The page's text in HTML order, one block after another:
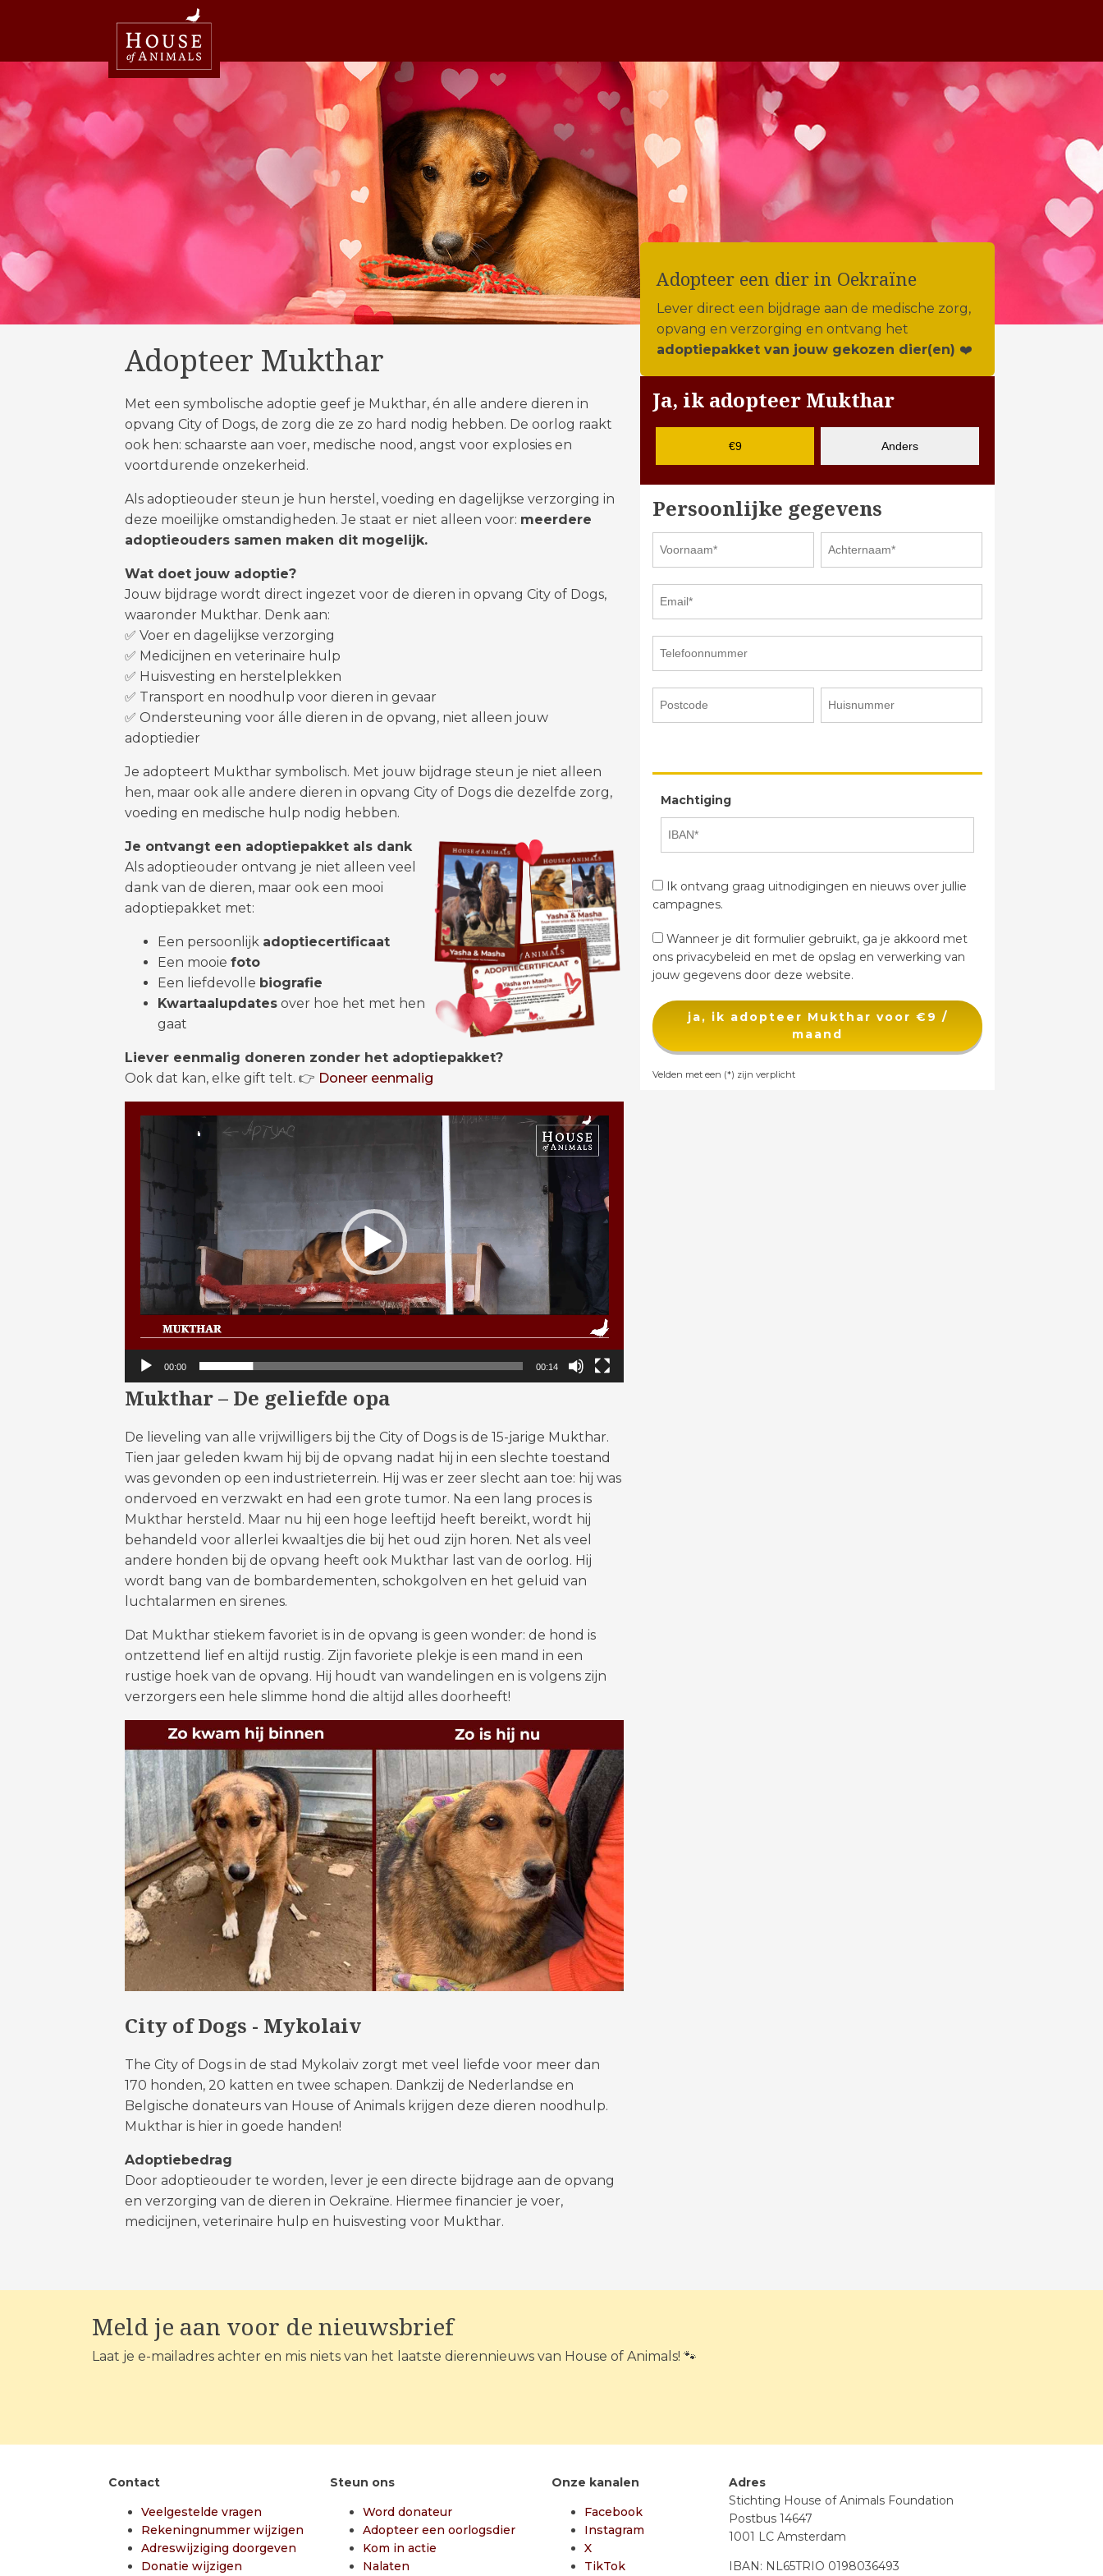
Adopteer Mukthar
Met een symbolische adoptie geef je Mukthar, én alle andere dieren in
opvang City of Dogs, de zorg die ze zo hard nodig hebben. De oorlog raakt
ook hen: schaarste aan voer, medische nood, angst voor explosies en
voortdurende onzekerheid.
Als adoptieouder steun je hun herstel, voeding en dagelijkse verzorging in
deze moeilijke omstandigheden. Je staat er niet alleen voor: meerdere
adoptieouders samen maken dit mogelijk.
Wat doet jouw adoptie?
Jouw bijdrage wordt direct ingezet voor de dieren in opvang City of Dogs,
waaronder Mukthar. Denk aan:
✅ Voer en dagelijkse verzorging
✅ Medicijnen en veterinaire hulp
✅ Huisvesting en herstelplekken
✅ Transport en noodhulp voor dieren in gevaar
✅ Ondersteuning voor álle dieren in de opvang, niet alleen jouw
adoptiedier
Je adopteert Mukthar symbolisch. Met jouw bijdrage steun je niet alleen
hen, maar ook alle andere dieren in opvang City of Dogs die dezelfde zorg,
voeding en medische hulp nodig hebben.
Je ontvangt een adoptiepakket als dank
Als adoptieouder ontvang je niet alleen veel
dank van de dieren, maar ook een mooi
adoptiepakket met:
Een persoonlijk adoptiecertificaat
Een mooie foto
Een liefdevolle biografie
Kwartaalupdates over hoe het met hen
gaat
Liever eenmalig doneren zonder het adoptiepakket?
Ook dat kan, elke gift telt. 👉 Doneer eenmalig
00:00 00:14
Mukthar – De geliefde opa
De lieveling van alle vrijwilligers bij the City of Dogs is de 15-jarige Mukthar.
Tien jaar geleden kwam hij bij de opvang nadat hij in een slechte toestand
was gevonden op een industrieterrein. Hij was er zeer slecht aan toe: hij was
ondervoed en verzwakt en had een grote tumor. Na een lang proces is
Mukthar hersteld. Maar nu hij een hoge leeftijd heeft bereikt, wordt hij
behandeld voor allerlei kwaaltjes die bij het oud zijn horen. Net als veel
andere honden bij de opvang heeft ook Mukthar last van de oorlog. Hij
wordt bang van de bombardementen, schokgolven en het geluid van
luchtalarmen en sirenes.
Dat Mukthar stiekem favoriet is in de opvang is geen wonder: de hond is
ontzettend lief en altijd rustig. Zijn favoriete plekje is een mand in een
rustige hoek van de opvang. Hij houdt van wandelingen en is volgens zijn
verzorgers een hele slimme hond die altijd alles doorheeft!
City of Dogs - Mykolaiv
The City of Dogs in de stad Mykolaiv zorgt met veel liefde voor meer dan
170 honden, 20 katten en twee schapen. Dankzij de Nederlandse en
Belgische donateurs van House of Animals krijgen deze dieren noodhulp.
Mukthar is hier in goede handen!
Adoptiebedrag
Door adoptieouder te worden, lever je een directe bijdrage aan de opvang
en verzorging van de dieren in Oekraïne. Hiermee financier je voer,
medicijnen, veterinaire hulp en huisvesting voor Mukthar.
Adopteer een dier in Oekraïne
Lever direct een bijdrage aan de medische zorg,
opvang en verzorging en ontvang het
adoptiepakket van jouw gekozen dier(en) ❤️
Ja, ik adopteer Mukthar
€9 Anders
Persoonlijke gegevens
Machtiging
Ik ontvang graag uitnodigingen en nieuws over jullie
campagnes.
Wanneer je dit formulier gebruikt, ga je akkoord met
ons privacybeleid en met de opslag en verwerking van
jouw gegevens door deze website.
ja, ik adopteer Mukthar voor €9 /
maand
Velden met een (*) zijn verplicht
Meld je aan voor de nieuwsbrief
Laat je e-mailadres achter en mis niets van het laatste dierennieuws van House of Animals! 🐾
Contact
Veelgestelde vragen
Rekeningnummer wijzigen
Adreswijziging doorgeven
Donatie wijzigen
Steun ons
Word donateur
Adopteer een oorlogsdier
Kom in actie
Nalaten
Onze kanalen
Facebook
Instagram
X
TikTok
Adres
Stichting House of Animals Foundation
Postbus 14647
1001 LC Amsterdam
IBAN: NL65TRIO 0198036493